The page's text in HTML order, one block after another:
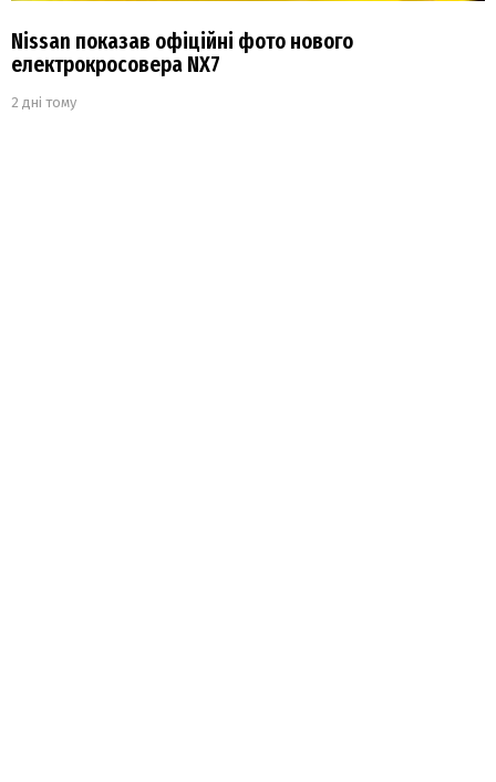
Nissan показав офіційні фото нового
електрокросовера NX7
2 дні тому